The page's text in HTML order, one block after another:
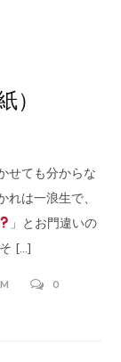
）
せても分からな
は一浪生で、
」とお門違いの
[…]
0